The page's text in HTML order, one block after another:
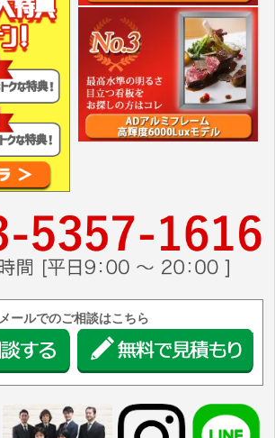
メールでのご相談はこちら